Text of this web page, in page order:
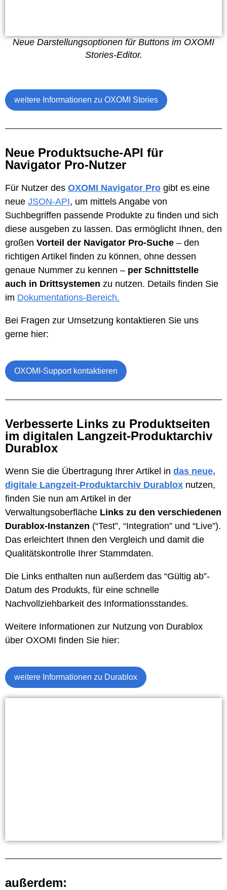
Neue Darstellungsoptionen für Buttons im OXOMI
Stories-Editor.
weitere Informationen zu OXOMI Stories
Neue Produktsuche-API für
Navigator Pro-Nutzer
Für Nutzer des OXOMI Navigator Pro gibt es eine
neue JSON-API, um mittels Angabe von
Suchbegriffen passende Produkte zu finden und sich
diese ausgeben zu lassen. Das ermöglicht Ihnen, den
großen Vorteil der Navigator Pro-Suche – den
richtigen Artikel finden zu können, ohne dessen
genaue Nummer zu kennen – per Schnittstelle
auch in Drittsystemen zu nutzen. Details finden Sie
im Dokumentations-Bereich.
Bei Fragen zur Umsetzung kontaktieren Sie uns
gerne hier:
OXOMI-Support kontaktieren
Verbesserte Links zu Produktseiten
im digitalen Langzeit-Produktarchiv
Durablox
Wenn Sie die Übertragung Ihrer Artikel in das neue,
digitale Langzeit-Produktarchiv Durablox nutzen,
finden Sie nun am Artikel in der
Verwaltungsoberfläche Links zu den verschiedenen
Durablox-Instanzen (“Test”, “Integration” und “Live”).
Das erleichtert Ihnen den Vergleich und damit die
Qualitätskontrolle Ihrer Stammdaten.
Die Links enthalten nun außerdem das “Gültig ab”-
Datum des Produkts, für eine schnelle
Nachvollziehbarkeit des Informationsstandes.
Weitere Informationen zur Nutzung von Durablox
über OXOMI finden Sie hier:
weitere Informationen zu Durablox
außerdem: